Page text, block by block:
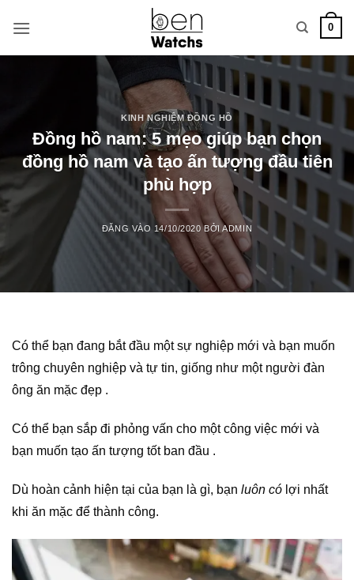
qua
nội
0
KINH NGHIỆM ĐỒNG HỒ
Đồng hồ nam: 5 mẹo giúp bạn chọn
đồng hồ nam và tạo ấn tượng đầu tiên
phù hợp
ĐĂNG VÀO 14/10/2020 BỞIADMIN
Có thể bạn đang bắt đầu một sự nghiệp mới và bạn muốn
trông chuyên nghiệp và tự tin, giống như một người đàn
ông ăn mặc đẹp .
Có thể bạn sắp đi phỏng vấn cho một công việc mới và
bạn muốn tạo ấn tượng tốt ban đầu .
Dù hoàn cảnh hiện tại của bạn là gì, bạn luôn có lợi nhất
khi ăn mặc để thành công.